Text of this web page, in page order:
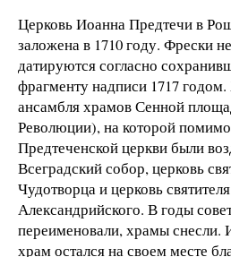
Церковь Иоанна Предтечи в
заложена в 1710 году. Фрески
датируются согласно
фрагменту надписи 1717
ансамбля храмов Сенной
Революции), на которой
Предтеченской церкви были
Всеградский собор, церковь
Чудотворца и церковь
Александрийского. В годы
переименовали, храмы снесли.
храм остался на своем месте